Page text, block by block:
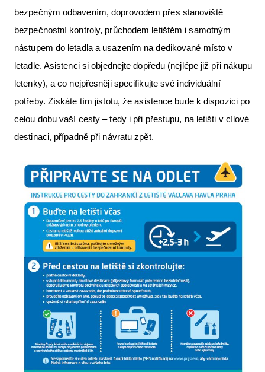
bezpečným odbavením, doprovodem přes stanoviště
bezpečnostní kontroly, průchodem letištěm i samotným
nástupem do letadla a usazením na dedikované místo v
letadle. Asistenci si objednejte dopředu (nejlépe již při nákupu
letenky), a co nejpřesněji specifikujte své individuální
potřeby. Získáte tím jistotu, že asistence bude k dispozici po
celou dobu vaší cesty – tedy i při přestupu, na letišti v cílové
destinaci, případně při návratu zpět.